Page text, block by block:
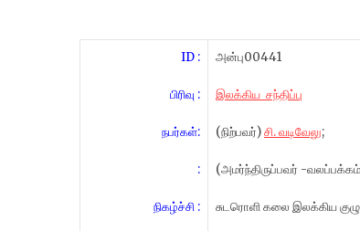
ID :
பிரிவு :
நபர்கள்:
:
நிகழ்ச்சி :
அன்பு00441
இலக்கிய சந்திப்பு
(நிற்பவர்)சி. வடிவேலு;
(அமர்ந்திருப்பவர் -
சுடரொளி கலை இலக்கிய